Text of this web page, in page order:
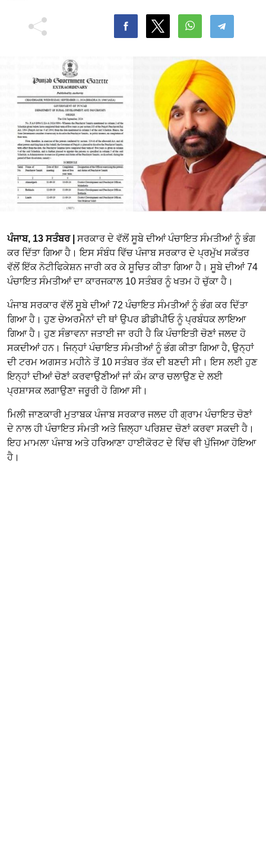
ਪੰਜਾਬ, 13 ਸਤੰਬਰ |
ਸਰਕਾਰ ਦੇ ਵੱਲੋਂ ਸੂਬੇ ਦੀਆਂ ਪੰਚਾਇਤ ਸੰਮਤੀਆਂ ਨੂੰ ਭੰਗ
ਕਰ ਦਿੱਤਾ ਗਿਆ ਹੈ। ਇਸ ਸੰਬੰਧ ਵਿੱਚ ਪੰਜਾਬ ਸਰਕਾਰ ਦੇ ਪ੍ਰਮੁੱਖ ਸਕੱਤਰ
ਵੱਲੋਂ ਇੱਕ ਨੋਟੀਫਿਕੇਸ਼ਨ ਜਾਰੀ ਕਰ ਕੇ ਸੂਚਿਤ ਕੀਤਾ ਗਿਆ ਹੈ। ਸੂਬੇ ਦੀਆਂ 74
ਪੰਚਾਇਤ ਸੰਮਤੀਆਂ ਦਾ ਕਾਰਜਕਾਲ 10 ਸਤੰਬਰ ਨੂੰ ਖਤਮ ਹੋ ਚੁੱਕਾ ਹੈ।
ਪੰਜਾਬ ਸਰਕਾਰ ਵੱਲੋਂ ਸੂਬੇ ਦੀਆਂ 72 ਪੰਚਾਇਤ ਸੰਮਤੀਆਂ ਨੂੰ ਭੰਗ ਕਰ ਦਿੱਤਾ
ਗਿਆ ਹੈ। ਹੁਣ ਚੇਅਰਮੈਨਾਂ ਦੀ ਥਾਂ ਉਪਰ ਡੀਡੀਪੀਓ ਨੂੰ ਪ੍ਰਬੰਧਕ ਲਾਇਆ
ਗਿਆ ਹੈ। ਹੁਣ ਸੰਭਾਵਨਾ ਜਤਾਈ ਜਾ ਰਹੀ ਹੈ ਕਿ ਪੰਚਾਇਤੀ ਚੋਣਾਂ ਜਲਦ ਹੋ
ਸਕਦੀਆਂ ਹਨ। ਜਿਨ੍ਹਾਂ ਪੰਚਾਇਤ ਸੰਮਤੀਆਂ ਨੂੰ ਭੰਗ ਕੀਤਾ ਗਿਆ ਹੈ, ਉਨ੍ਹਾਂ
ਦੀ ਟਰਮ ਅਗਸਤ ਮਹੀਨੇ ਤੋਂ 10 ਸਤੰਬਰ ਤੱਕ ਦੀ ਬਣਦੀ ਸੀ। ਇਸ ਲਈ ਹੁਣ
ਇਨ੍ਹਾਂ ਦੀਆਂ ਚੋਣਾਂ ਕਰਵਾਉਣੀਆਂ ਜਾਂ ਕੰਮ ਕਾਰ ਚਲਾਉਣ ਦੇ ਲਈ
ਪ੍ਰਸ਼ਾਸਕ ਲਗਾਉਣਾ ਜਰੂਰੀ ਹੋ ਗਿਆ ਸੀ।
ਮਿਲੀ ਜਾਣਕਾਰੀ ਮੁਤਾਬਕ ਪੰਜਾਬ ਸਰਕਾਰ ਜਲਦ ਹੀ ਗ੍ਰਾਮ ਪੰਚਾਇਤ ਚੋਣਾਂ
ਦੇ ਨਾਲ ਹੀ ਪੰਚਾਇਤ ਸੰਮਤੀ ਅਤੇ ਜ਼ਿਲ੍ਹਾ ਪਰਿਸ਼ਦ ਚੋਣਾਂ ਕਰਵਾ ਸਕਦੀ ਹੈ।
ਇਹ ਮਾਮਲਾ ਪੰਜਾਬ ਅਤੇ ਹਰਿਆਣਾ ਹਾਈਕੋਰਟ ਦੇ ਵਿੱਚ ਵੀ ਪੁੱਜਿਆ ਹੋਇਆ
ਹੈ।